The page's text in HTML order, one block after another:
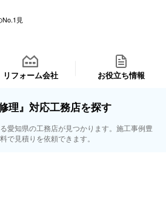
見
リフォーム会社 お役立ち情報
理』対応工務店を探す
愛知県の工務店が見つかります。施工事例豊
で見積りを依頼できます。